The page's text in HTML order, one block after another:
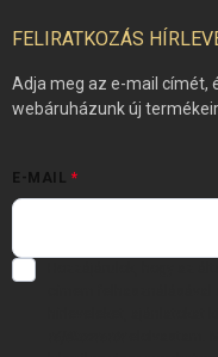
FELIRATKOZÁS
Adja meg az e-mail címét,
webáruházunk új
E-MAIL